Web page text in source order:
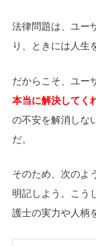
法律問題は、ユー
り、ときには人生
だからこそ、ユー
本当に解決してく
の不安を解消しな
だ。
そのため、次のよ
明記しよう。こう
護士の実力や人柄